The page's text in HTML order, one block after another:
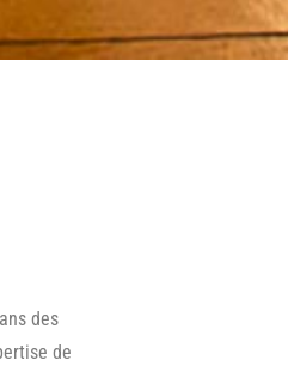
des
de